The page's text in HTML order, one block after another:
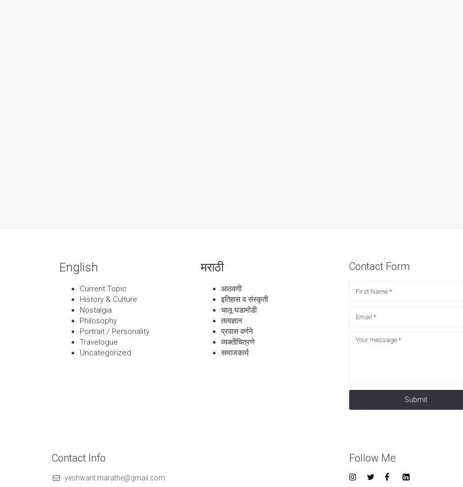
English
Current Topic
History & Culture
Nostalgia
Philosophy
Portrait / Personality
Travelogue
Uncategorized
मराठी
आठवणी
इतिहास व संस्कृती
चालू घडामोडी
तत्वज्ञान
प्रवास वर्णने
व्यक्तीचित्रणे
समाजकार्य
Contact Form
Submit
Contact Info
yeshwant.marathe@gmail.com
Follow Me